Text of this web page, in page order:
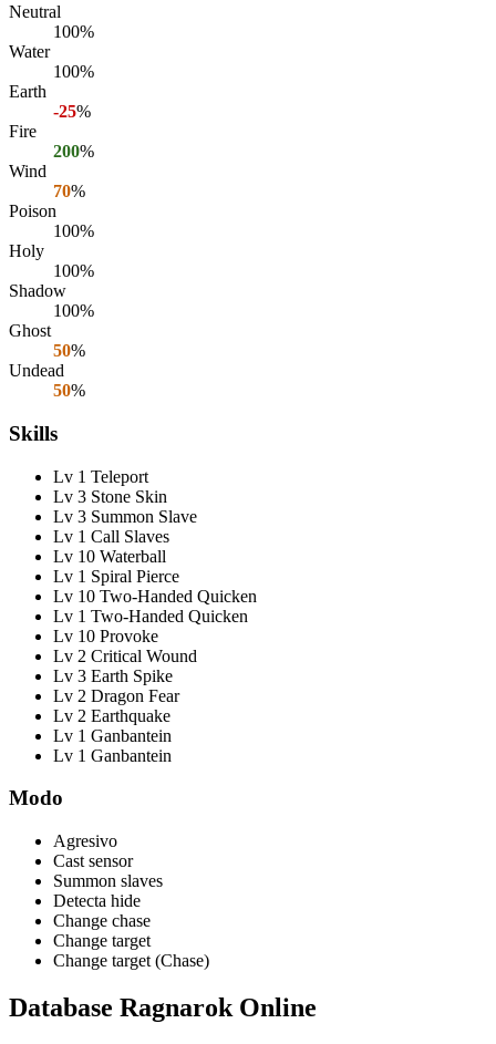
Neutral
100%
Water
100%
Earth
-25%
Fire
200%
Wind
70%
Poison
100%
Holy
100%
Shadow
100%
Ghost
50%
Undead
50%
Skills
Lv 1 Teleport
Lv 3 Stone Skin
Lv 3 Summon Slave
Lv 1 Call Slaves
Lv 10 Waterball
Lv 1 Spiral Pierce
Lv 10 Two-Handed Quicken
Lv 1 Two-Handed Quicken
Lv 10 Provoke
Lv 2 Critical Wound
Lv 3 Earth Spike
Lv 2 Dragon Fear
Lv 2 Earthquake
Lv 1 Ganbantein
Lv 1 Ganbantein
Modo
Agresivo
Cast sensor
Summon slaves
Detecta hide
Change chase
Change target
Change target (Chase)
Database Ragnarok Online